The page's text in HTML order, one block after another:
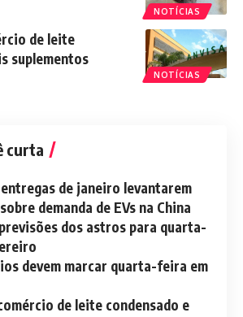
NOTÍCIAS
NOTÍCIAS
de leite
suplementos
curta
de janeiro levantarem
demanda de EVs na China
dos astros para quarta-
devem marcar quarta-feira em
de leite condensado e